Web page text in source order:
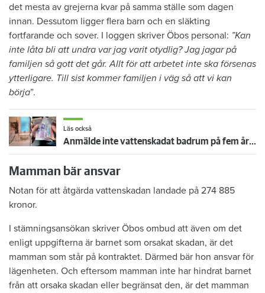
det mesta av grejerna kvar på samma ställe som dagen
innan. Dessutom ligger flera barn och en släkting
fortfarande och sover. I loggen skriver Öbos personal: ”Kan
inte låta bli att undra var jag varit otydlig? Jag jagar på
familjen så gott det går. Allt för att arbetet inte ska försenas
ytterligare. Till sist kommer familjen i väg så att vi kan
börja”.
Läs också
Anmälde inte vattenskadat badrum på fem år – krävs på 125 000 kronor
Mamman bär ansvar
Notan för att åtgärda vattenskadan landade på 274 885
kronor.
I stämningsansökan skriver Öbos ombud att även om det
enligt uppgifterna är barnet som orsakat skadan, är det
mamman som står på kontraktet. Därmed bär hon ansvar för
lägenheten. Och eftersom mamman inte har hindrat barnet
från att orsaka skadan eller begränsat den, är det mamman